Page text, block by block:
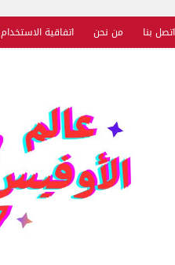
اتفاقية الاستخدام من نحن اتصل بنا